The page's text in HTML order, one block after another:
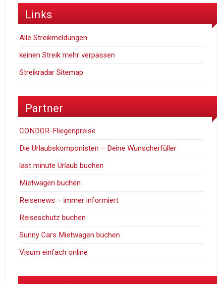
Links
Alle Streikmeldungen
keinen Streik mehr verpassen
Streikradar Sitemap
Partner
CONDOR-Fliegenpreise
Die Urlaubskomponisten – Deine Wunscherfüller
last minute Urlaub buchen
Mietwagen buchen
Reisenews – immer informiert
Reiseschutz buchen
Sunny Cars Mietwagen buchen
Visum einfach online